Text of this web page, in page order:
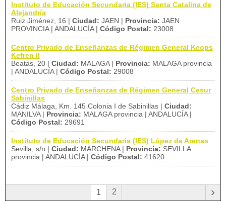
Instituto de Educación Secundaria (IES) Santa Catalina de
Alejandría
Ruiz Jiménez, 16 | Ciudad: JAEN | Provincia: JAEN
PROVINCIA | ANDALUCÍA | Código Postal: 23008
Centro Privado de Enseñanzas de Régimen General Keops
Kefren II
Beatas, 20 | Ciudad: MALAGA | Provincia: MALAGA provincia
| ANDALUCÍA | Código Postal: 29008
Centro Privado de Enseñanzas de Régimen General Cesur
Sabinillas
Cádiz Málaga, Km. 145 Colonia I de Sabinillas | Ciudad:
MANILVA | Provincia: MALAGA provincia | ANDALUCÍA |
Código Postal: 29691
Instituto de Educación Secundaria (IES) López de Arenas
Sevilla, s/n | Ciudad: MARCHENA | Provincia: SEVILLA
provincia | ANDALUCÍA | Código Postal: 41620
1 2 ›